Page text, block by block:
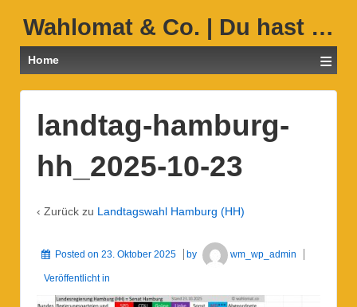
Wahlomat & Co. | Du hast …
Home ≡
landtag-hamburg-
hh_2025-10-23
‹ Zurück zu Landtagswahl Hamburg (HH)
Posted on 23. Oktober 2025 by wm_wp_admin
Veröffentlicht in